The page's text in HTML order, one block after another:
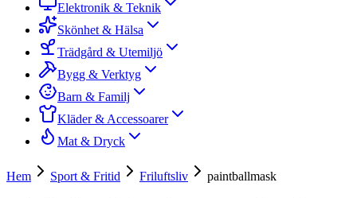
Elektronik & Teknik
Skönhet & Hälsa
Trädgård & Utemiljö
Bygg & Verktyg
Barn & Familj
Kläder & Accessoarer
Mat & Dryck
Hem Sport & Fritid Friluftsliv paintballmask